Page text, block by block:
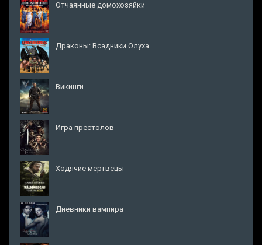
Отчаянные домохозяйки
Драконы: Всадники Олуха
Викинги
Игра престолов
Ходячие мертвецы
Дневники вампира